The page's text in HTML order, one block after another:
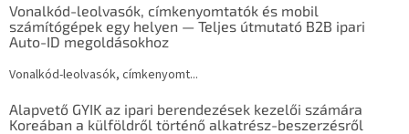
Vonalkód-leolvasók, címkenyomtatók és mobil
számítógépek egy helyen — Teljes útmutató B2B ipari
Auto-ID megoldásokhoz
Vonalkód-leolvasók, címkenyomt...
Alapvető GYIK az ipari berendezések kezelői számára
Koreában a külföldről történő alkatrész-beszerzésről